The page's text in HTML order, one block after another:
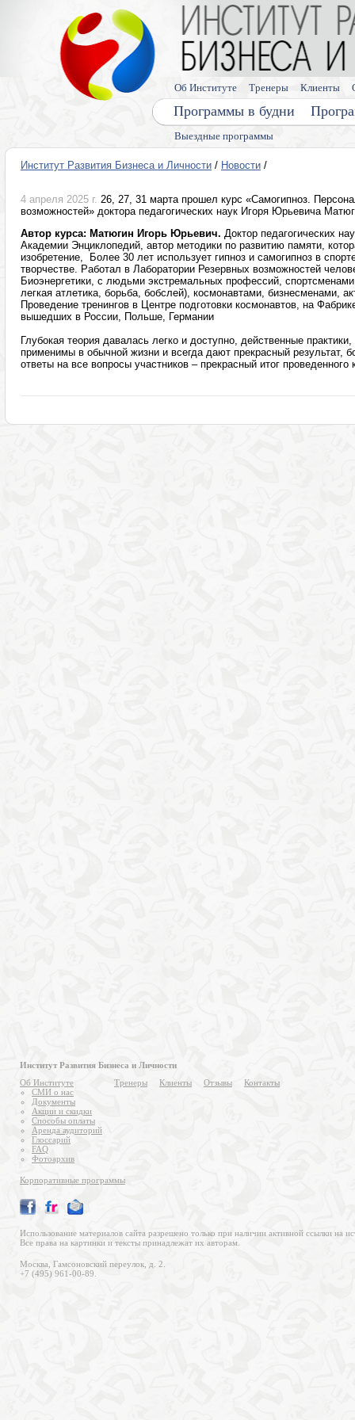
Выездные программы
Программы в будни
Об Институте Тренеры Клиенты
Институт Развития Бизнеса и Личности / Новости /
4 апреля 2025 г. 26, 27, 31 марта прошел курс «Самогипноз.
возможностей» доктора педагогических наук Игоря Юрьевича
Автор курса: Матюгин Игорь Юрьевич. Доктор педагогических
Академии Энциклопедий, автор методики по развитию памяти,
изобретение, Более 30 лет использует гипноз и самогипноз в
творчестве. Работал в Лаборатории Резервных возможностей
Биоэнергетики, с людьми экстремальных профессий,
легкая атлетика, борьба, бобслей), космонавтами, бизнесменами,
Проведение тренингов в Центре подготовки космонавтов, на
вышедших в России, Польше, Германии
Глубокая теория давалась легко и доступно, действенные
применимы в обычной жизни и всегда дают прекрасный результат,
ответы на все вопросы участников – прекрасный итог проведенного
Институт Развития Бизнеса и Личности
Об Институте
СМИ о нас
Документы
Акции и скидки
Способы оплаты
Аренда аудиторий
Глоссарий
FAQ
Фотоархив
Тренеры Клиенты Отзывы Контакты
Корпоративные программы
Использование материалов сайта разрешено только при наличии активной ссылки на
Все права на картинки и тексты принадлежат их авторам.
Москва, Гамсоновский переулок, д. 2.
+7 (495) 961-00-89.